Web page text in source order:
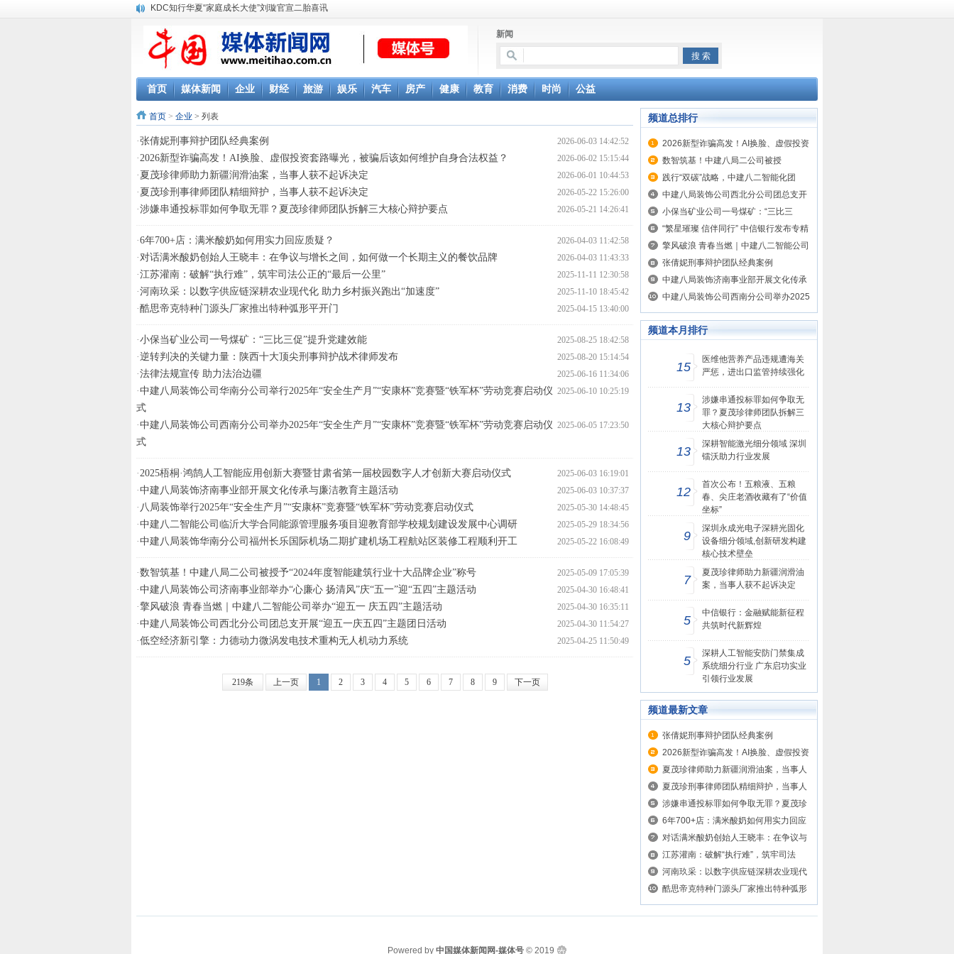
KDC知行华夏“家庭成长大使”刘璇官宣二胎喜讯
新闻
首页 媒体新闻 企业 财经 旅游 娱乐 汽车 房产 健康 教育 消费 时尚 公益
首页 > 企业 > 列表
2026-06-03 14:42:52
·张倩妮刑事辩护团队经典案例
2026-06-02 15:15:44
·2026新型诈骗高发！AI换脸、虚假投资套路曝光，被骗后该如何维护自身合法权益？
2026-06-01 10:44:53
· 夏茂珍律师助力新疆润滑油案，当事人获不起诉决定
2026-05-22 15:26:00
· 夏茂珍刑事律师团队精细辩护，当事人获不起诉决定
2026-05-21 14:26:41
·涉嫌串通投标罪如何争取无罪？夏茂珍律师团队拆解三大核心辩护要点
2026-04-03 11:42:58
·6年700+店：满米酸奶如何用实力回应质疑？
2026-04-03 11:43:33
·对话满米酸奶创始人王晓丰：在争议与增长之间，如何做一个长期主义的餐饮品牌
2025-11-11 12:30:58
·江苏灌南：破解“执行难”，筑牢司法公正的“最后一公里”
2025-11-10 18:45:42
·河南玖采：以数字供应链深耕农业现代化 助力乡村振兴跑出“加速度”
2025-04-15 13:40:00
·酷思帝克特种门源头厂家推出特种弧形平开门
2025-08-25 18:42:58
·小保当矿业公司一号煤矿：“三比三促”提升党建效能
2025-08-20 15:14:54
·逆转判决的关键力量：陕西十大顶尖刑事辩护战术律师发布
2025-06-16 11:34:06
·法律法规宣传 助力法治边疆
2025-06-10 10:25:19
·中建八局装饰公司华南分公司举行2025年“安全生产月”“安康杯”竞赛暨“铁军杯”劳动竞赛启动仪
式
2025-06-05 17:23:50
·中建八局装饰公司西南分公司举办2025年“安全生产月”“安康杯”竞赛暨“铁军杯”劳动竞赛启动仪
式
2025-06-03 16:19:01
·2025梧桐·鸿鹄人工智能应用创新大赛暨甘肃省第一届校园数字人才创新大赛启动仪式
2025-06-03 10:37:37
·中建八局装饰济南事业部开展文化传承与廉洁教育主题活动
2025-05-30 14:48:45
· 八局装饰举行2025年“安全生产月”“安康杯”竞赛暨“铁军杯”劳动竞赛启动仪式
2025-05-29 18:34:56
·中建八二智能公司临沂大学合同能源管理服务项目迎教育部学校规划建设发展中心调研
2025-05-22 16:08:49
·中建八局装饰华南分公司福州长乐国际机场二期扩建机场工程航站区装修工程顺利开工
2025-05-09 17:05:39
·数智筑基！中建八局二公司被授予“2024年度智能建筑行业十大品牌企业”称号
2025-04-30 16:48:41
·中建八局装饰公司济南事业部举办“心廉心 扬清风”庆“五一”迎“五四”主题活动
2025-04-30 16:35:11
·擎风破浪 青春当燃｜中建八二智能公司举办“迎五一 庆五四”主题活动
2025-04-30 11:54:27
·中建八局装饰公司西北分公司团总支开展“迎五一庆五四”主题团日活动
2025-04-25 11:50:49
·低空经济新引擎：力德动力微涡发电技术重构无人机动力系统
219条 上一页 1 2 3 4 5 6 7 8 9 下一页
频道总排行
2026新型诈骗高发！AI换脸、虚假投资
套路曝光，被骗后该如何维护自身合法
权益？
数智筑基！中建八局二公司被授
予“2024年度智能建筑行业十大品牌企
业”称号
践行“双碳”战略，中建八二智能化团
队“节”尽所“能”
中建八局装饰公司西北分公司团总支开
展“迎五一庆五四”主题团日活动
小保当矿业公司一号煤矿：“三比三
促”提升党建效能
“繁星璀璨 信伴同行” 中信银行发布专精
特新企业服务方案
擎风破浪 青春当燃｜中建八二智能公司
举办“迎五一 庆五四”主题活动
张倩妮刑事辩护团队经典案例
中建八局装饰济南事业部开展文化传承
与廉洁教育主题活动
中建八局装饰公司西南分公司举办2025
年“安全生产月”“安康杯”竞赛暨“铁军
杯”劳动竞赛启动仪式
频道本月排行
15
医维他营养产品违规遭海关
严惩，进出口监管持续强化
13
涉嫌串通投标罪如何争取无
罪？夏茂珍律师团队拆解三
大核心辩护要点
13
深耕智能激光细分领域 深圳
镭沃助力行业发展
12
首次公布！五粮液、五粮
春、尖庄老酒收藏有了“价值
坐标”
9
深圳永成光电子深耕光固化
设备细分领域,创新研发构建
核心技术壁垒
7
夏茂珍律师助力新疆润滑油
案，当事人获不起诉决定
5
中信银行：金融赋能新征程
共筑时代新辉煌
5
深耕人工智能安防门禁集成
系统细分行业 广东启功实业
引领行业发展
频道最新文章
张倩妮刑事辩护团队经典案例
2026新型诈骗高发！AI换脸、虚假投资
套...
夏茂珍律师助力新疆润滑油案，当事人
获...
夏茂珍刑事律师团队精细辩护，当事人
获...
涉嫌串通投标罪如何争取无罪？夏茂珍
律...
6年700+店：满米酸奶如何用实力回应
质疑？
对话满米酸奶创始人王晓丰：在争议与
增...
江苏灌南：破解“执行难”，筑牢司法
公...
河南玖采：以数字供应链深耕农业现代
化...
酷思帝克特种门源头厂家推出特种弧形
平...
Powered by 中国媒体新闻网-媒体号© 2019